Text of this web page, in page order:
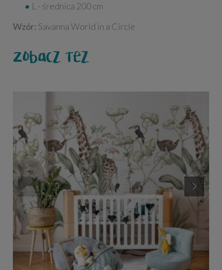
L - średnica 200 cm
Wzór: Savanna World in a Circle
Zobacz też